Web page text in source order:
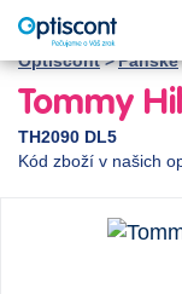
Optiscont Pánské
Tommy
TH2090 DL5
Kód zboží v našich